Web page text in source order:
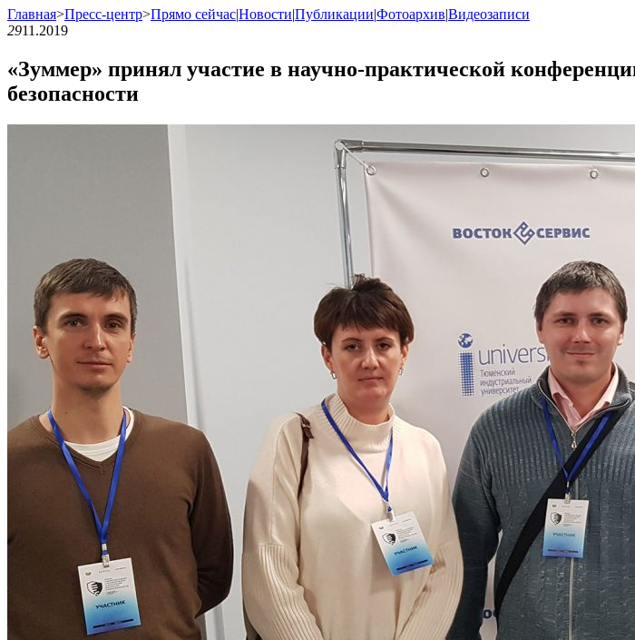
Главная>Пресс-центр>Прямо сейчас|Новости|Публикации|Фотоархив|Видеозаписи
2911.2019
«Зуммер» принял участие в научно-практической
безопасности